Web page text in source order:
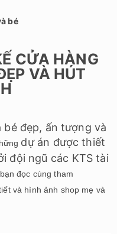
bé
CỬA HÀNG
VÀ HÚT
bé đẹp, ấn tượng và
hững dự án được thiết
đội ngũ các KTS tài
đọc cùng tham
và hình ảnh shop mẹ và